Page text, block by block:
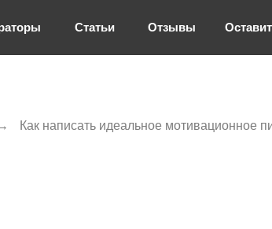
Отзывы
Статьи
Как написать идеальное мотивационное